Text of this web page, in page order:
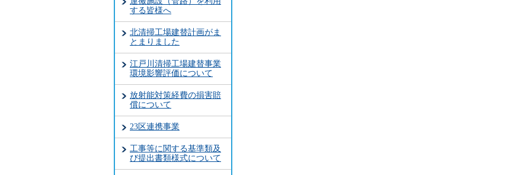
する皆様へ
北清掃工場建替計画がま
とまりました
江戸川清掃工場建替事業
環境影響評価について
放射能対策経費の損害賠
償について
23区連携事業
工事等に関する基準類及
び提出書類様式について